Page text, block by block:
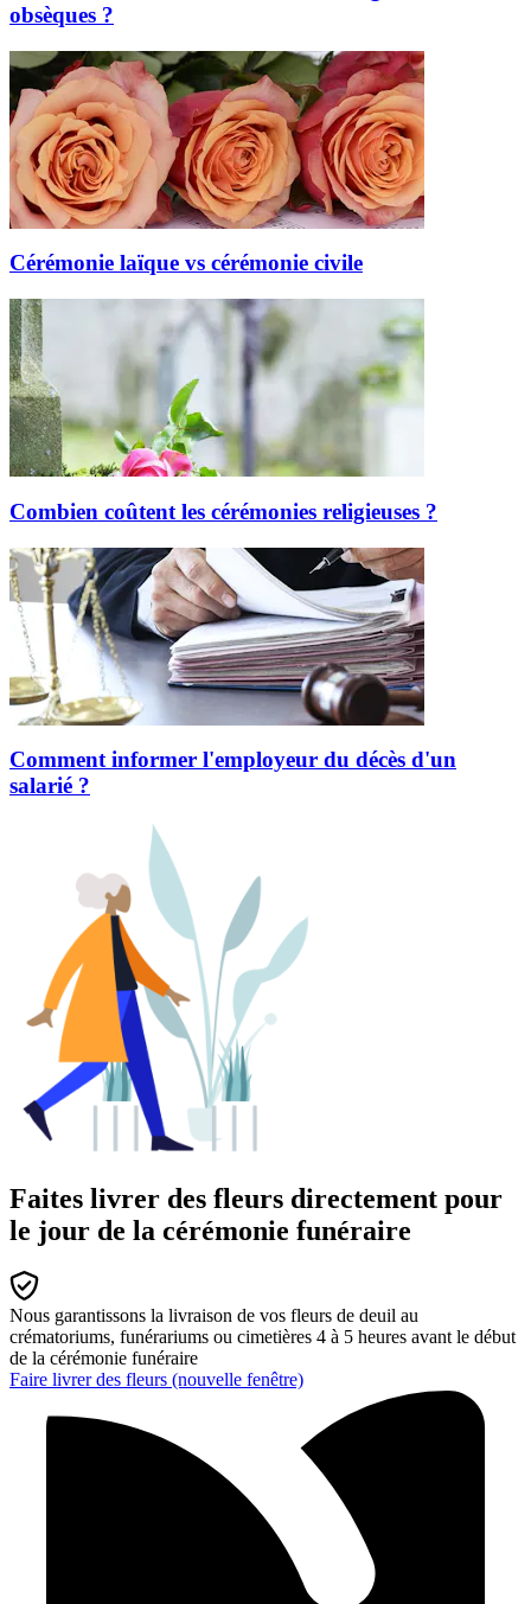
obsèques ?
Cérémonie laïque vs cérémonie civile
Combien coûtent les cérémonies religieuses ?
Comment informer l'employeur du décès d'un
salarié ?
Faites livrer des fleurs directement pour
le jour de la cérémonie funéraire
Nous garantissons la livraison de vos fleurs de deuil au
crématoriums, funérariums ou cimetières 4 à 5 heures avant le début
de la cérémonie funéraire
Faire livrer des fleurs (nouvelle fenêtre)